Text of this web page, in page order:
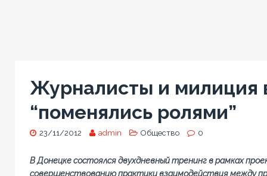
Журналисты и милиция
“поменялись ролями”
23/11/2012 admin Общество 0
В Донецке состоялся двухдневный тренинг в рамках
совершенствованию практики взаимодействия между